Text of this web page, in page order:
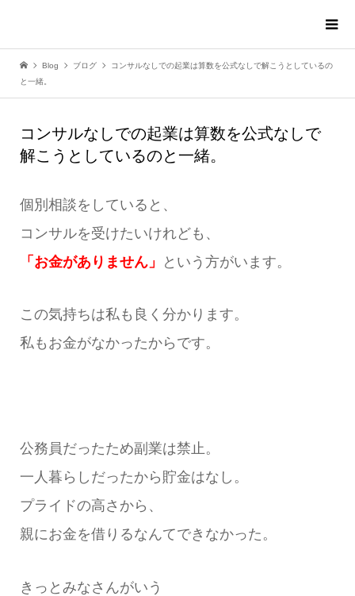
Blog ブログ
コンサルなしでの起業は算数を公式なしで解こうとしているの
と一緒。
コンサルなしでの起業は算数を公式なしで
解こうとしているのと一緒。
個別相談をしていると、
コンサルを受けたいけれども、
「お金がありません」
という方がいます。
この気持ちは私も良く分かります。
私もお金がなかったからです。
公務員だったため副業は禁止。
一人暮らしだったから貯金はなし。
プライドの高さから、
親にお金を借りるなんてできなかった。
きっとみなさんがいう